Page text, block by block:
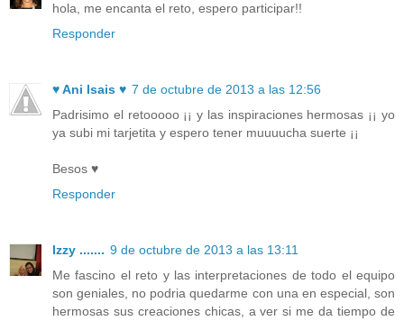
hola, me encanta el reto, espero participar!!
Responder
♥ Ani Isais ♥ 7 de octubre de 2013 a las 12:56
Padrisimo el retooooo ¡¡ y las inspiraciones hermosas ¡¡ yo
ya subi mi tarjetita y espero tener muuuucha suerte ¡¡
Besos ♥
Responder
Izzy ....... 9 de octubre de 2013 a las 13:11
Me fascino el reto y las interpretaciones de todo el equipo
son geniales, no podria quedarme con una en especial, son
hermosas sus creaciones chicas, a ver si me da tiempo de